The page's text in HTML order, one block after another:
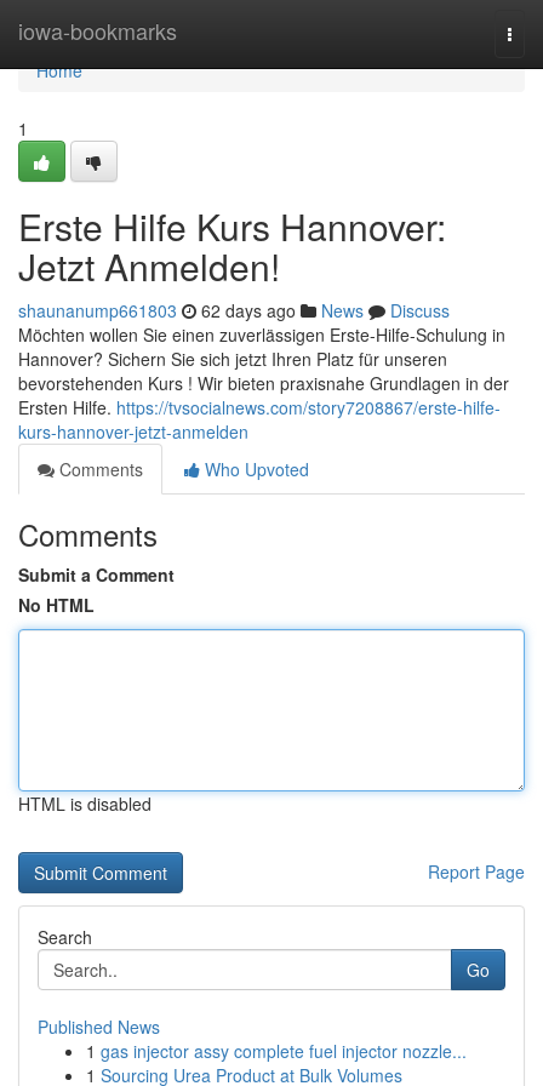
iowa-bookmarks
Home
Home
1
Erste Hilfe Kurs Hannover:
Jetzt Anmelden!
shaunanump661803 62 days ago News
Discuss
Möchten wollen Sie einen zuverlässigen Erste-Hilfe-Schulung in
Hannover? Sichern Sie sich jetzt Ihren Platz für unseren
bevorstehenden Kurs ! Wir bieten praxisnahe Grundlagen in der
Ersten Hilfe. https://tvsocialnews.com/story7208867/erste-hilfe-
kurs-hannover-jetzt-anmelden
Comments
Who Upvoted
Comments
Submit a Comment
No HTML
HTML is disabled
Report Page
Search
Go
Published News
1 gas injector assy complete fuel injector nozzle...
1 Sourcing Urea Product at Bulk Volumes